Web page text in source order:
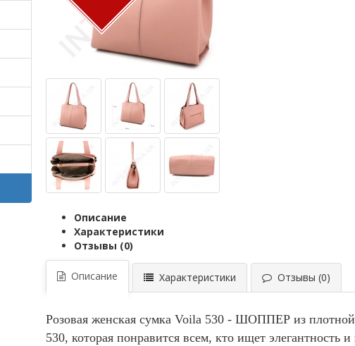
Описание
Характеристики
Отзывы (0)
Описание Характеристики Отзывы (0)
Розовая женская сумка Voila 530 - ШОППЕР из плотной
530, которая понравится всем, кто ищет